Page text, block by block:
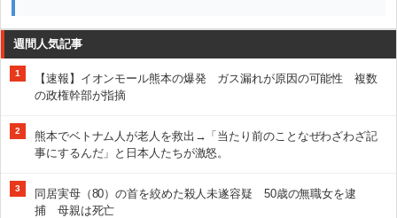
週間人気記事
1
【速報】イオンモール熊本の爆発 ガス漏れが原因の可能性 複数
の政権幹部が指摘
2
熊本でベトナム人が老人を救出→「当たり前のことなぜわざわざ記
事にするんだ」と日本人たちが激怒。
3
同居実母（80）の首を絞めた殺人未遂容疑 50歳の無職女を逮
捕 母親は死亡